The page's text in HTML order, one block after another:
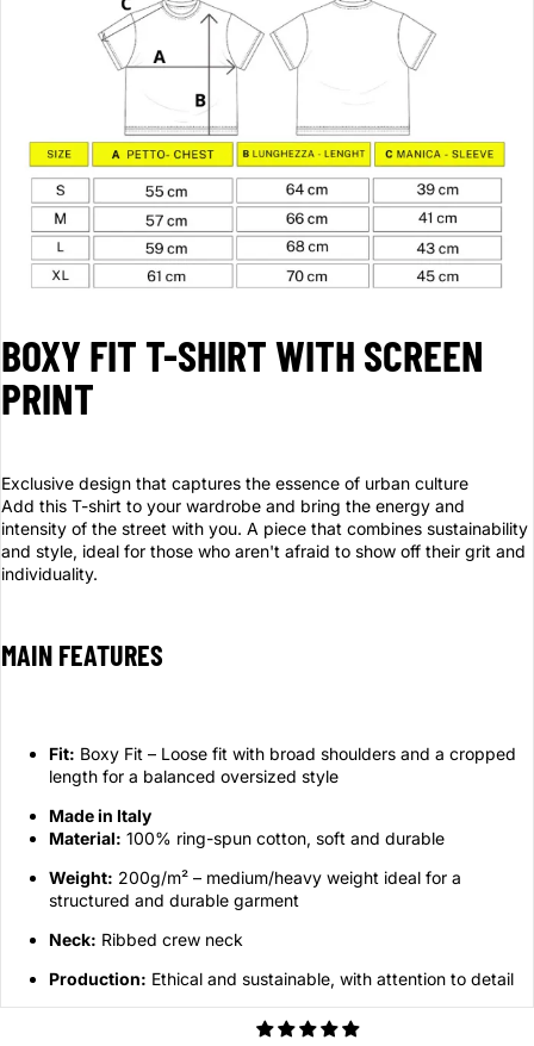
BOXY FIT T-SHIRT WITH SCREEN
PRINT
Exclusive design that captures the essence of urban culture
Add this T-shirt to your wardrobe and bring the energy and
intensity of the street with you. A piece that combines sustainability
and style, ideal for those who aren't afraid to show off their grit and
individuality.
MAIN FEATURES
Fit: Boxy Fit – Loose fit with broad shoulders and a cropped
length for a balanced oversized style
Made in Italy
Material: 100% ring-spun cotton, soft and durable
Weight: 200g/m² – medium/heavy weight ideal for a
structured and durable garment
Neck: Ribbed crew neck
Production: Ethical and sustainable, with attention to detail